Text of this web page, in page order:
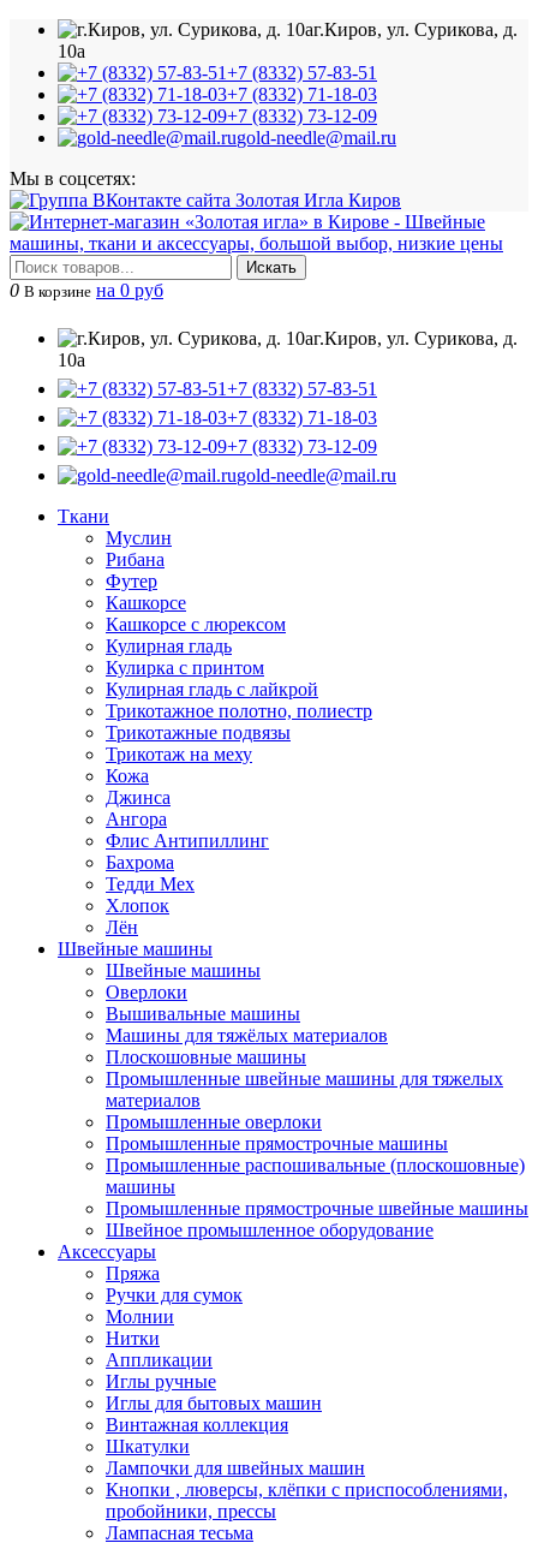
г.Киров, ул. Сурикова, д.
10а
+7 (8332) 57-83-51
+7 (8332) 71-18-03
+7 (8332) 73-12-09
gold-needle@mail.ru
Мы в соцсетях:
Искать
0 В корзине на 0 руб
г.Киров, ул. Сурикова, д.
10а
+7 (8332) 57-83-51
+7 (8332) 71-18-03
+7 (8332) 73-12-09
gold-needle@mail.ru
Ткани
Муслин
Рибана
Футер
Кашкорсе
Кашкорсе с люрексом
Кулирная гладь
Кулирка с принтом
Кулирная гладь с лайкрой
Трикотажное полотно, полиестр
Трикотажные подвязы
Трикотаж на меху
Кожа
Джинса
Ангора
Флис Антипиллинг
Бахрома
Тедди Мех
Хлопок
Лён
Швейные машины
Швейные машины
Оверлоки
Вышивальные машины
Машины для тяжёлых материалов
Плоскошовные машины
Промышленные швейные машины для тяжелых
материалов
Промышленные оверлоки
Промышленные прямострочные машины
Промышленные распошивальные (плоскошовные)
машины
Промышленные прямострочные швейные машины
Швейное промышленное оборудование
Аксессуары
Пряжа
Ручки для сумок
Молнии
Нитки
Аппликации
Иглы ручные
Иглы для бытовых машин
Винтажная коллекция
Шкатулки
Лампочки для швейных машин
Кнопки , люверсы, клёпки с приспособлениями,
пробойники, прессы
Лампасная тесьма